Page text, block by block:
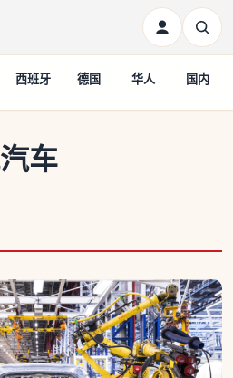
西班牙 德国 华人 国内
车